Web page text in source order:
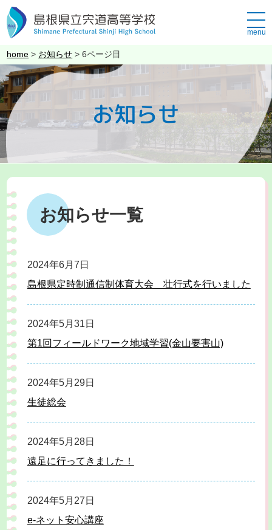
このページの本文へ
メ
ニ
こ
の
ペ
ー
ジ
の
位
home > お知らせ >6ページ目
お知らせ
お知らせ一覧
2024年6月7日
島根県定時制通信制体育大会 壮行式を行いました
2024年5月31日
第1回フィールドワーク地域学習(金山要害山)
2024年5月29日
生徒総会
2024年5月28日
遠足に行ってきました！
2024年5月27日
e-ネット安心講座